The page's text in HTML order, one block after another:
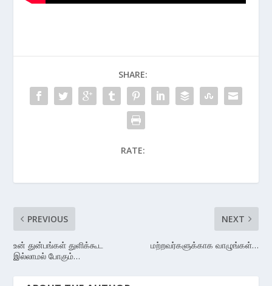
SHARE:
RATE:
PREVIOUS
உன் துன்பங்கள் துளிக்கூட
இல்லாமல் போகும்…
NEXT
மற்றவர்களுக்காக வாழுங்கள்…